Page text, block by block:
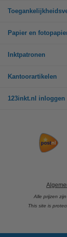
Papier en
Inktpatronen
Kantoorartikelen
123inkt.nl inloggen
Alle prijzen
This site is